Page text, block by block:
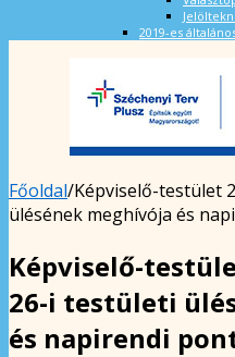
2019-es
Főoldal/Képviselő-testület
ülésének meghívója és
Képviselő-
26-i testületi
és napirendi